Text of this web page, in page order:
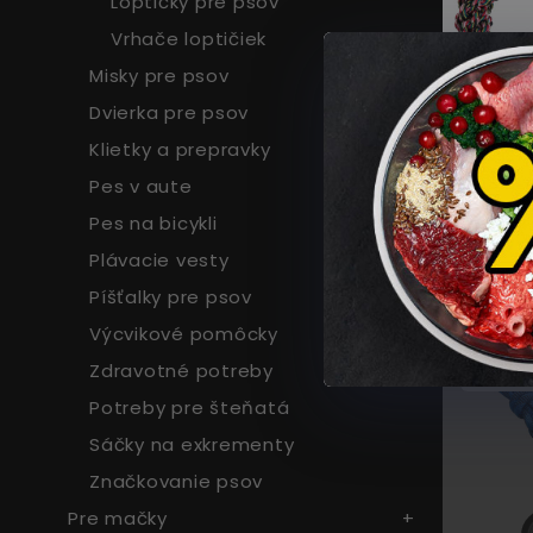
Vrhače loptičiek
Misky pre psov
Dvierka pre psov
Klietky a prepravky
Pes v aute
Pes na bicykli
Plávacie vesty
Píšťalky pre psov
Výcvikové pomôcky
Zdravotné potreby
Potreby pre šteňatá
Sáčky na exkrementy
Značkovanie psov
Pre mačky
kruh
6,98